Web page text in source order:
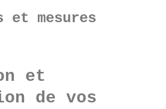
mesures
et
de vos